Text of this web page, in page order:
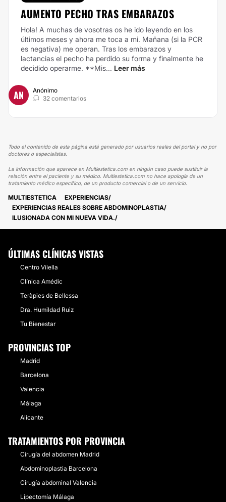
AUMENTO PECHO TRAS EMBARAZOS
Hola! A muchas de vosotras os he ido leyendo en los
últimos meses y ahora me toca a mi. Mañana (si la PCR
es negativa) me operan. Tras los embarazos y
lactancias el pecho ha perdido su forma y finalmente he
decidido operarme. **Mis... Leer más
AN
Anónimo
32 comentarios
Todo el contenido de esta página está generado por usuarios reales del portal y no por
doctores o especialistas.
La información que aparece en Multiestetica.com en ningún caso puede sustituir la
relación entre el paciente y su médico. Multiestetica.com no hace apología de un
tratamiento médico específico, de un producto comercial o de un servicio.
MULTIESTETICA
EXPERIENCIAS
EXPERIENCIAS REALES SOBRE ABDOMINOPLASTIA
ILUSIONADA CON MI NUEVA VIDA.
ÚLTIMAS CLÍNICAS VISTAS
Centro Vilella
Clínica Amédic
Teràpies de Bellessa
Dra. Humildad Ruiz
Tu Bienestar
PROVINCIAS TOP
Madrid
Barcelona
Valencia
Málaga
Alicante
TRATAMIENTOS POR PROVINCIA
Cirugía del abdomen Madrid
Abdominoplastia Barcelona
Cirugía abdominal Valencia
Lipectomía Málaga